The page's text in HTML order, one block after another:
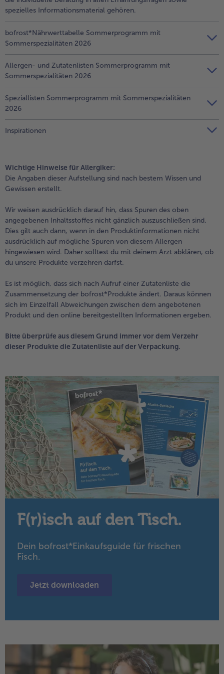
Geflügel
alle Geflügel
Fleischersatz
alle Fleischersatz
Pizza
Kartoffelprodukte
alle Beilagen & Saucen
Suppeneinlagen
Brot & Brötchen
alle Brot & Brötchen
Kuchen & Torten
alle Kuchen & Torten
alle Süßspeisen
Obst
Wein & Spirituosen
alle Küchenutensilien
Online Exklusiv
alle Online Exklusiv
Länderküche
alle Länderküche
Vegetarisch & Vegan
Kids-Produkte
alle Schoko-Genuss
Confiserie & Feinkost
Für die Heißluftfritteuse
alle Für die Heißluftfritteuse
bofrost*free
alle bofrost*free
alle bofrost*high Protein
bofrost*plus.
Weiterempfehlen &
Entdecke köstliche Rezepte
spezielles Informationsmaterial gehören.
bofrost*Nährwerttabelle Sommerprogramm mit
Sommerspezialitäten 2026
Allergen- und Zutatenlisten Sommerprogramm mit
Sommerspezialitäten 2026
Speziallisten Sommerprogramm mit Sommerspezialitäten
2026
Inspirationen
Wichtige Hinweise für Allergiker:
Die Angaben dieser Aufstellung sind nach bestem Wissen und
Gewissen erstellt.
Wir weisen ausdrücklich darauf hin, dass Spuren des oben
angegebenen Inhaltsstoffes nicht gänzlich auszuschließen sind.
Dies gilt auch dann, wenn in den Produktinformationen nicht
ausdrücklich auf mögliche Spuren von diesem Allergen
hingewiesen wird. Daher solltest du mit deinem Arzt abklären, ob
du unsere Produkte verzehren darfst.
Es ist möglich, dass sich nach Aufruf einer Zutatenliste die
Zusammensetzung der bofrost*Produkte ändert. Daraus können
sich im Einzelfall Abweichungen zwischen dem angebotenen
Produkt und den online bereitgestellten Informationen ergeben.
Bitte überprüfe aus diesem Grund immer vor dem Verzehr
dieser Produkte die Zutatenliste auf der Verpackung.
F(r)isch auf den Tisch.
Dein bofrost*Einkaufsguide für frischen
Fisch.
Jetzt downloaden